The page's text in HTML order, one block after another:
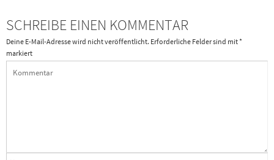
SCHREIBE EINEN KOMMENTAR
Deine E-Mail-Adresse wird nicht veröffentlicht. Erforderliche Felder sind mit*
markiert